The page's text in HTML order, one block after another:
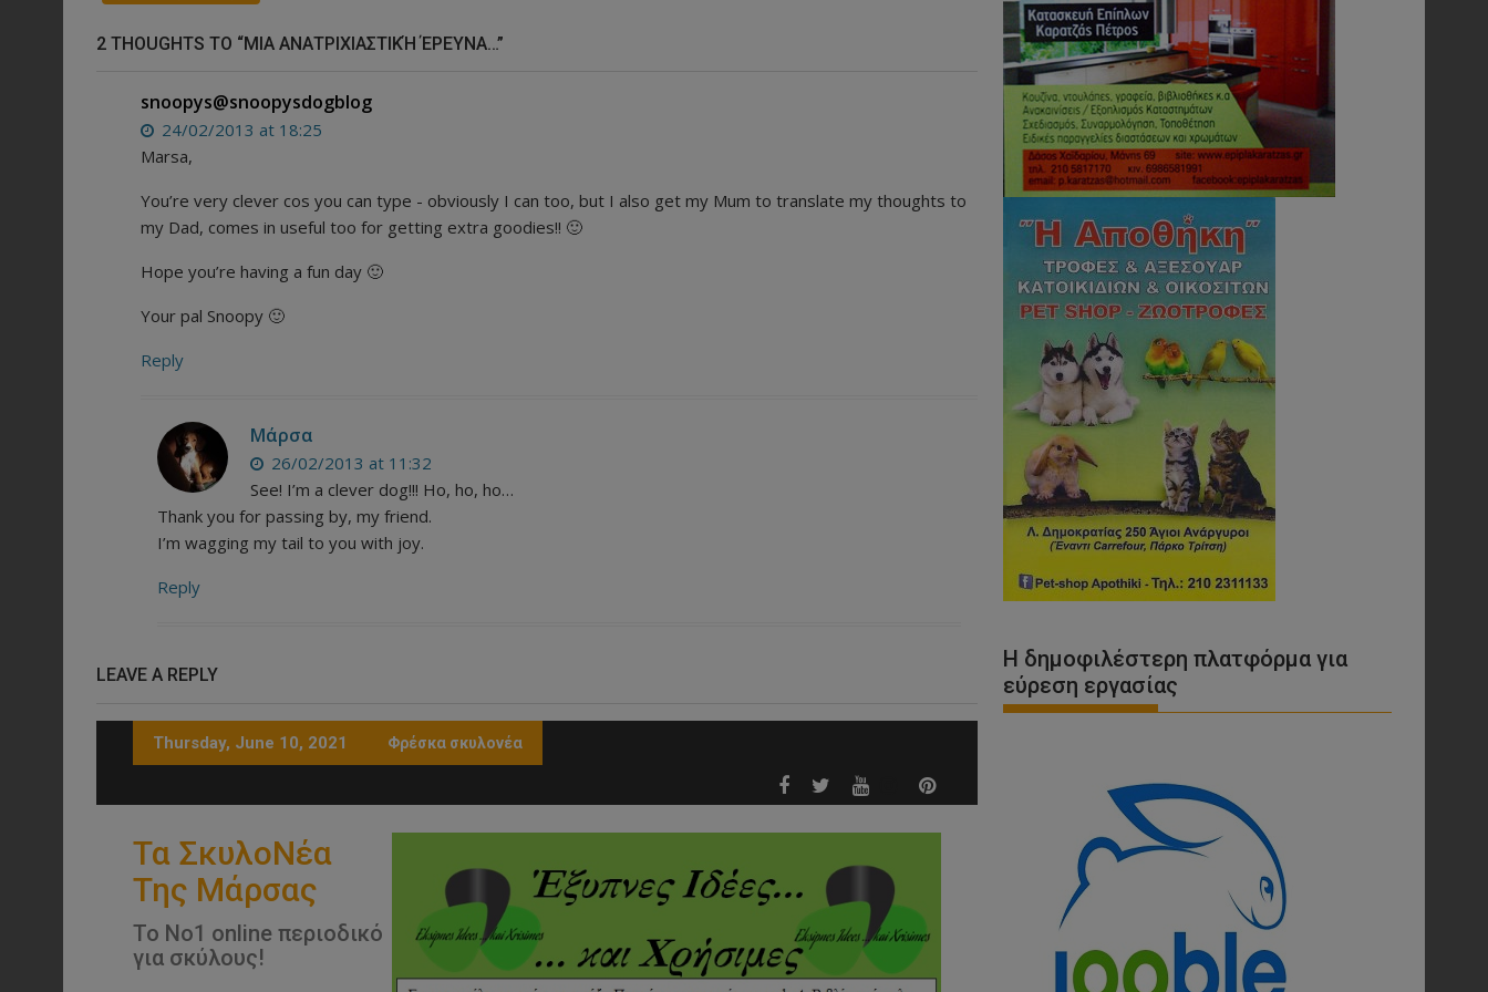
2 THOUGHTS TO “ΜΙΑ ΑΝΑΤΡΙΧΙΑΣΤΙΚΉ ΈΡΕΥΝΑ…”
snoopys@snoopysdogblog
24/02/2013 at 18:25
Marsa,
You’re very clever cos you can type - obviously I can too, but I also get my Mum to translate my thoughts to
my Dad, comes in useful too for getting extra goodies!! 🙂
Hope you’re having a fun day 🙂
Your pal Snoopy 🙂
Reply
Μάρσα
26/02/2013 at 11:32
See! I’m a clever dog!!! Ho, ho, ho…
Thank you for passing by, my friend.
I’m wagging my tail to you with joy.
Reply
LEAVE A REPLY
Η δημοφιλέστερη πλατφόρμα για
εύρεση εργασίας